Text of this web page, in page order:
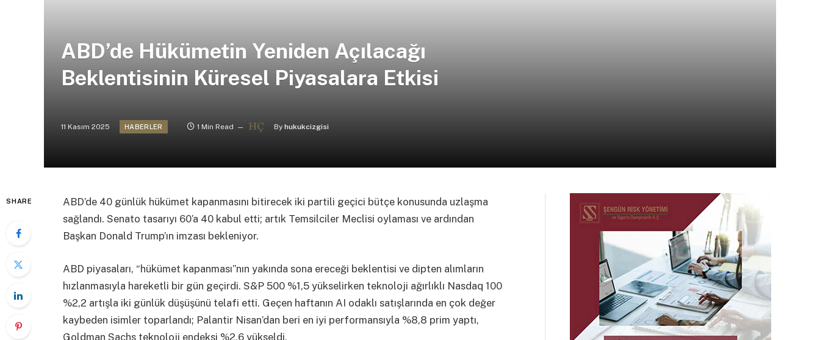
ABD’de Hükümetin Yeniden Açılacağı
Beklentisinin Küresel Piyasalara Etkisi
11 Kasım 2025 HABERLER 1 Min Read By hukukcizgisi
SHARE
ABD’de 40 günlük hükümet kapanmasını bitirecek iki partili geçici bütçe konusunda uzlaşma
sağlandı. Senato tasarıyı 60’a 40 kabul etti; artık Temsilciler Meclisi oylaması ve ardından
Başkan Donald Trump’ın imzası bekleniyor.
ABD piyasaları, “hükümet kapanması”nın yakında sona ereceği beklentisi ve dipten alımların
hızlanmasıyla hareketli bir gün geçirdi. S&P 500 %1,5 yükselirken teknoloji ağırlıklı Nasdaq 100
%2,2 artışla iki günlük düşüşünü telafi etti. Geçen haftanın AI odaklı satışlarında en çok değer
kaybeden isimler toparlandı; Palantir Nisan’dan beri en iyi performansıyla %8,8 prim yaptı,
Goldman Sachs teknoloji endeksi %2,6 yükseldi.